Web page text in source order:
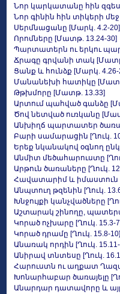
Նոր կարկատանը հին
Նոր գինին հին տիկերի
Սերմնացանը [Մարկ. 4.2-20]
Որոմները [Մատթ. 13.24-30]
Պարտատերն ու երկու
Ճրագը գրվանի տակ
Ցանք և հունձք [Մարկ. 4.26-
Մանանեխի հատիկը [Մատթ.
Թթխմորը [Մատթ. 13.33]
Արտում պահված գանձը
Ծով նետված ուռկանը
Անխիղճ պարտատեր
Բարի սամարացին [Ղուկ.
Երեք նկանակով օգնող
Անմիտ մեծահարուստը
Արթուն ծառաները [Ղուկ.
Հավատարիմ և իմաստուն
Անպտուղ թզենին [Ղուկ.
Խնջույքի կանչվածները
Աշտարակ շինողը,
Կորած ոչխարը [Ղուկ. 15.3-
Կորած դրամը [Ղուկ. 15.8-10]
Անառակ որդին [Ղուկ. 15.11-
Անիրավ տնտեսը [Ղուկ.
Հարուստն ու աղքատ
Խոնարհաբար ծառայելը
Անարդար դատավորը և